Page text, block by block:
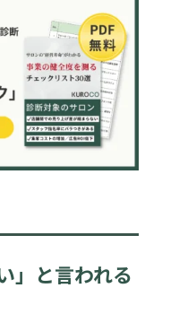
」と言われる